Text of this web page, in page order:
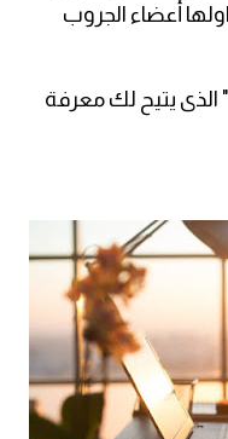
أعضاء الجروب
الذى يتيح لك معرفة